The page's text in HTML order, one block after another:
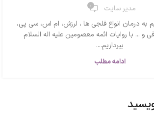
مدیر سایت 0
به درمان انواع فلجی ها ، لرزش، ام اس، سی پی،
و ... با روایات ائمه معصومین علیه اله السلام
بپردازیم....
ادامه مطلب